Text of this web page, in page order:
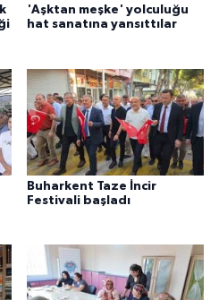
'Aşktan meşke' yolculuğu
hat sanatına yansıttılar
Buharkent Taze İncir
Festivali başladı